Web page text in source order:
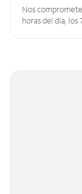
Nos
horas del día, los